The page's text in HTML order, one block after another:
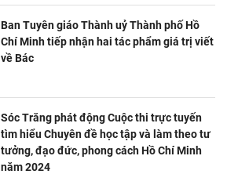
Ban Tuyên giáo Thành uỷ Thành phố Hồ
Chí Minh tiếp nhận hai tác phẩm giá trị viết
về Bác
Sóc Trăng phát động Cuộc thi trực tuyến
tìm hiểu Chuyên đề học tập và làm theo tư
tưởng, đạo đức, phong cách Hồ Chí Minh
năm 2024